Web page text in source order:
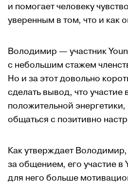
и помогает человеку
уверенным в том, что и как
Володимир — участник
с небольшим стажем
Но и за этот довольно
сделать вывод, что
положительной
общаться с позитивно
Как утверждает
за общением, его участие в
для него больше